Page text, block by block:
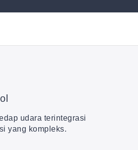
udara terintegrasi
yang kompleks.